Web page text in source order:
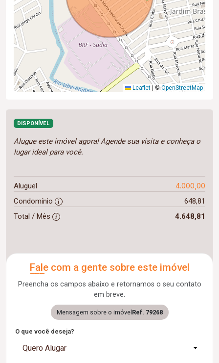
Leaflet ©OpenStreetMap
DISPONÍVEL
Alugue este imóvel agora! Agende sua visita e conheça o
lugar ideal para você.
Aluguel 4.000,00
Condomínio
648,81
Total / Mês
4.648,81
Fale com a gente sobre este imóvel
Preencha os campos abaixo e retornamos o seu contato
em breve.
Mensagem sobre o imóvel Ref. 79268
O que você deseja?
Quero Alugar